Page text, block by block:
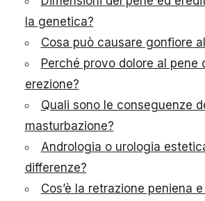
la genetica?
Cosa può causare gonfiore
Perché provo dolore al pene
erezione?
Quali sono le conseguenze
masturbazione?
Andrologia o urologia
differenze?
Cos’è la retrazione peniena